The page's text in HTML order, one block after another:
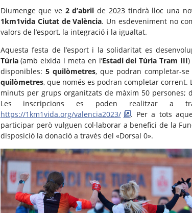
Diumenge que ve 2 d’abril de 2023 tindrà lloc una
1km1vida Ciutat de València. Un esdeveniment no
valors de l’esport, la integració i la igualtat.
Aquesta festa de l’esport i la solidaritat es
Túria(amb eixida i meta en l’Estadi del Túria Tram III
disponibles: 5 quilòmetres, que podran completar-
quilòmetres, que només es podran completar corrent.
minuts per grups organitzats de màxim 50 persones;
Les inscripcions es poden realitzar a
https://1km1vida.org/valencia2023/
. Per a tots
participar però vulguen col·laborar a benefici de la
disposició la donació a través del «Dorsal 0».